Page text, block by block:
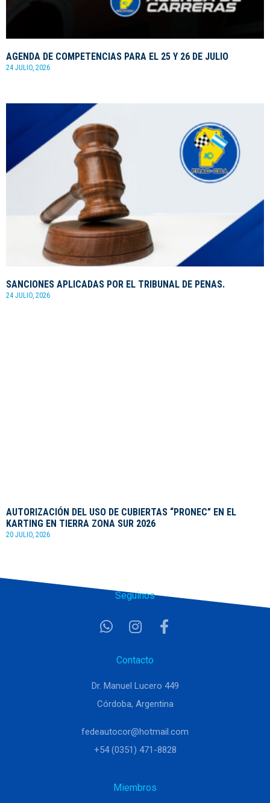
AGENDA DE COMPETENCIAS PARA EL 25 Y 26 DE JULIO
24 JULIO, 2026
SANCIONES APLICADAS POR EL TRIBUNAL DE PENAS.
24 JULIO, 2026
AUTORIZACIÓN DEL USO DE CUBIERTAS “PRONEC” EN EL
KARTING EN TIERRA ZONA SUR 2026
20 JULIO, 2026
Seguinos
Contacto
Dr. Manuel Lucero 449
Córdoba, Argentina
fedeautocor@hotmail.com
+54 (0351) 471-8828
Miembros